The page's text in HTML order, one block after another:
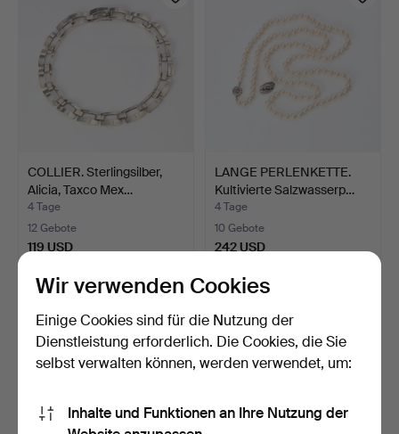
COLLIER. Sterlingsilber,
Alicia, Taxco Mex…
4 Tage
12 Gebote
119 USD
LANGE PERLENKETTE.
Kultivierte Salzwasserp…
4 Tage
10 Gebote
242 USD
Wir verwenden Cookies
Einige Cookies sind für die Nutzung der
Dienstleistung erforderlich. Die Cookies, die Sie
selbst verwalten können, werden verwendet, um:
Inhalte und Funktionen an Ihre Nutzung der